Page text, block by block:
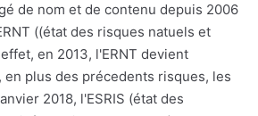
de nom et de contenu depuis 2006
((état des risques natuels et
en 2013, l'ERNT devient
en plus des précedents risques, les
2018, l'ESRIS (état des